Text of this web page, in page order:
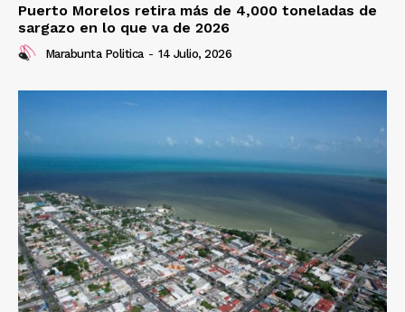
Puerto Morelos retira más de 4,000 toneladas de
sargazo en lo que va de 2026
Marabunta Politica - 14 Julio, 2026